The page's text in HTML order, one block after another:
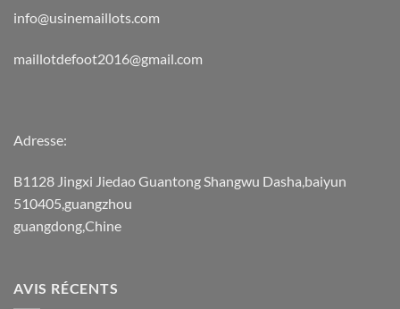
info@usinemaillots.com
maillotdefoot2016@gmail.com
Adresse:
B1128 Jingxi Jiedao Guantong Shangwu Dasha,baiyun
510405,guangzhou
guangdong,Chine
AVIS RÉCENTS